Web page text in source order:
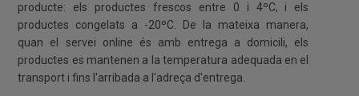
producte: els productes frescos entre 0 i 4ºC, i els
productes congelats a -20ºC. De la mateixa manera,
quan el servei online és amb entrega a domicili, els
productes es mantenen a la temperatura adequada en el
transport i fins l'arribada a l'adreça d'entrega.